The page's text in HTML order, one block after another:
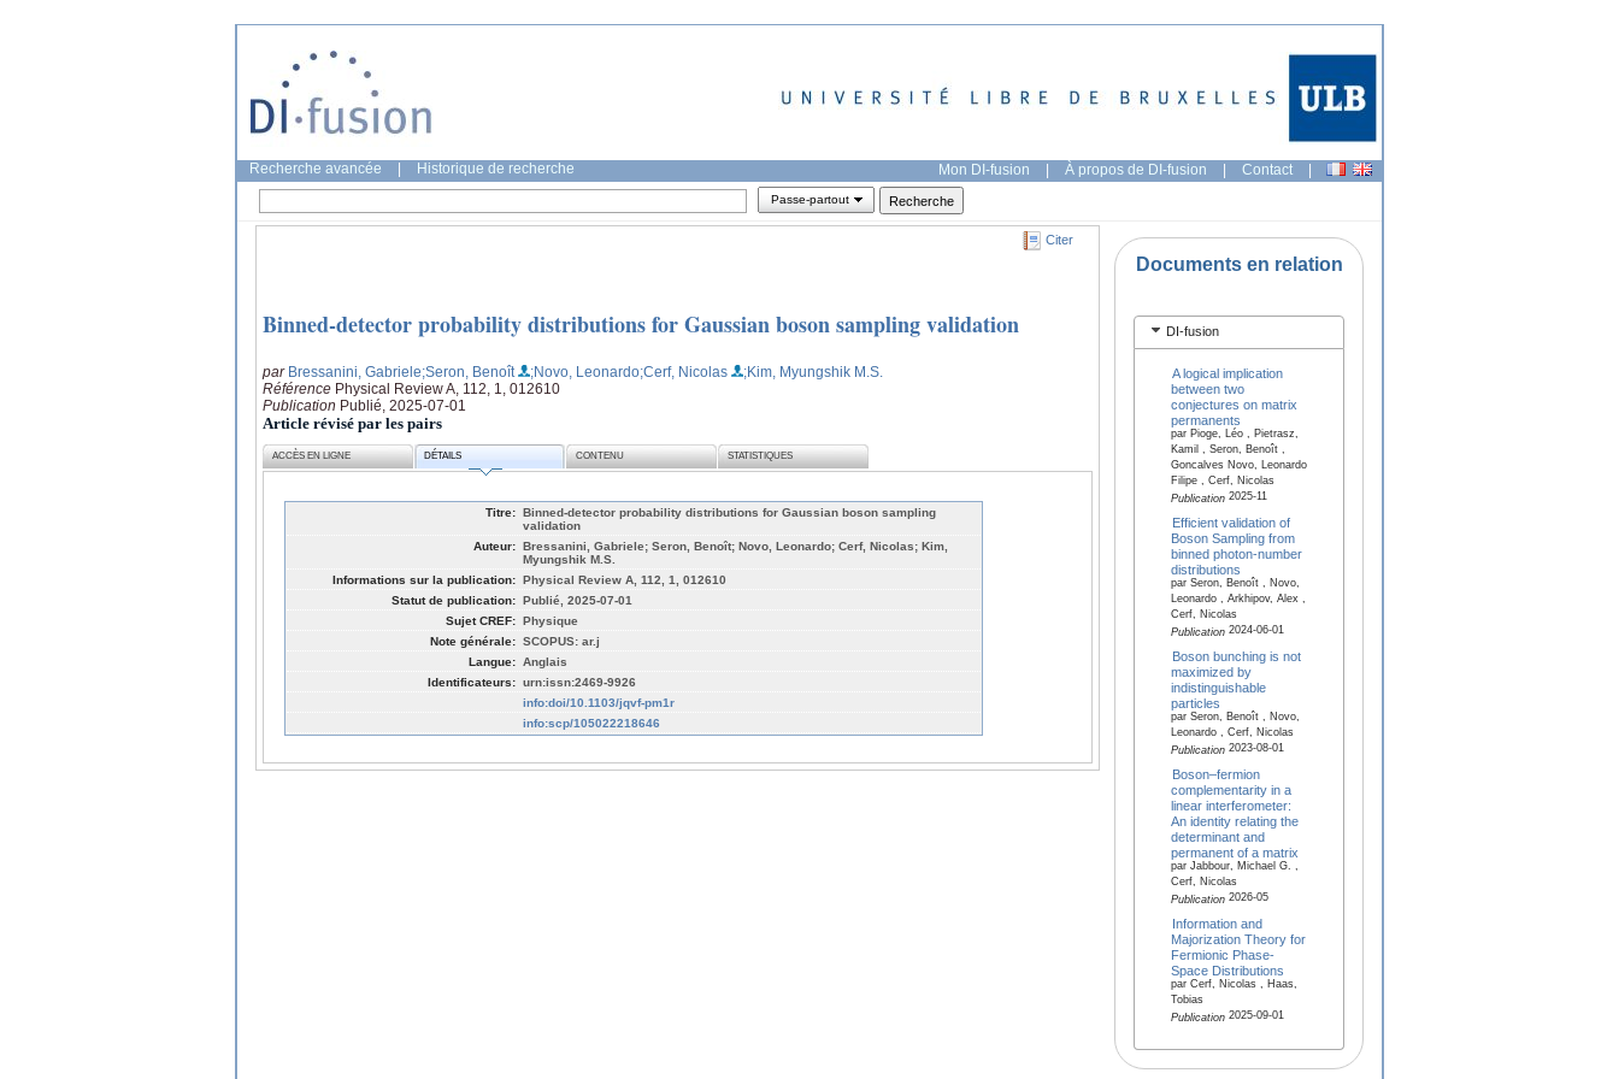
Recherche avancée Historique de recherche Mon DI-fusion | À propos de DI-fusion | Contact |
Passe-partout
Citer
Binned-detector probability distributions for Gaussian boson sampling validation
par Bressanini, Gabriele;Seron, Benoît ;Novo, Leonardo;Cerf, Nicolas
;Kim, Myungshik M.S.
Référence Physical Review A, 112, 1, 012610
Publication Publié, 2025-07-01
Article révisé par les pairs
ACCÈS EN LIGNE DÉTAILS CONTENU STATISTIQUES
Titre: Binned-detector probability distributions for Gaussian boson sampling
validation
Auteur: Bressanini, Gabriele; Seron, Benoît; Novo, Leonardo; Cerf, Nicolas; Kim,
Myungshik M.S.
Informations sur la publication: Physical Review A, 112, 1, 012610
Statut de publication: Publié, 2025-07-01
Sujet CREF: Physique
Note générale: SCOPUS: ar.j
Langue: Anglais
Identificateurs: urn:issn:2469-9926
info:doi/10.1103/jqvf-pm1r
info:scp/105022218646
Documents en relation
DI-fusion
A logical implication
between two
conjectures on matrix
permanents
par Pioge, Léo , Pietrasz,
Kamil , Seron, Benoît ,
Goncalves Novo, Leonardo
Filipe , Cerf, Nicolas
Publication2025-11
Efficient validation of
Boson Sampling from
binned photon-number
distributions
par Seron, Benoît , Novo,
Leonardo , Arkhipov, Alex ,
Cerf, Nicolas
Publication2024-06-01
Boson bunching is not
maximized by
indistinguishable
particles
par Seron, Benoît , Novo,
Leonardo , Cerf, Nicolas
Publication2023-08-01
Boson–fermion
complementarity in a
linear interferometer:
An identity relating the
determinant and
permanent of a matrix
par Jabbour, Michael G. ,
Cerf, Nicolas
Publication2026-05
Information and
Majorization Theory for
Fermionic Phase-
Space Distributions
par Cerf, Nicolas , Haas,
Tobias
Publication2025-09-01